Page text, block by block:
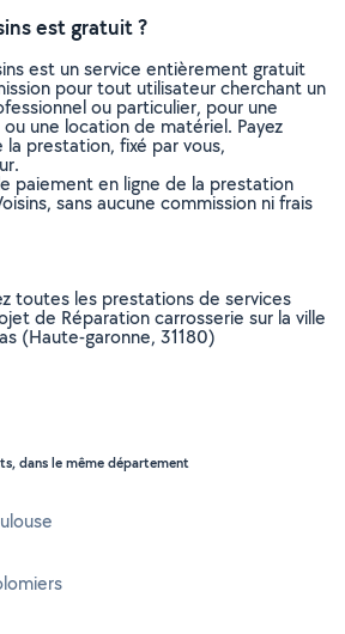
est gratuit ?
est un service entièrement gratuit
pour tout utilisateur cherchant un
ou particulier, pour une
une location de matériel. Payez
prestation, fixé par vous,
paiement en ligne de la prestation
sans aucune commission ni frais
toutes les prestations de services
de Réparation carrosserie sur la ville
(Haute-garonne, 31180)
dans le même département